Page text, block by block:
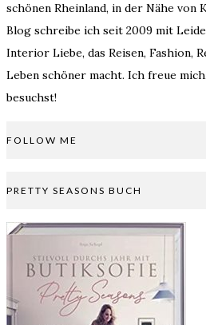
schönen Rheinland, in der Nähe von
Blog schreibe ich seit 2009 mit
Interior Liebe, das Reisen, Fashion,
Leben schöner macht. Ich freue
besuchst!
FOLLOW ME
PRETTY SEASONS BUCH